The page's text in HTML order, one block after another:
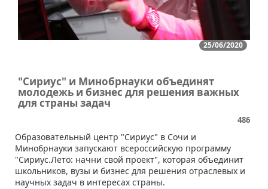
25/06/2020
"Сириус" и Минобрнауки объединят
молодежь и бизнес для решения важных
для страны задач
486
​Образовательный центр "Сириус" в Сочи и
Минобрнауки запускают всероссийскую программу
"Сириус.Лето: начни свой проект", которая объединит
школьников, вузы и бизнес для решения отраслевых и
научных задач в интересах страны.